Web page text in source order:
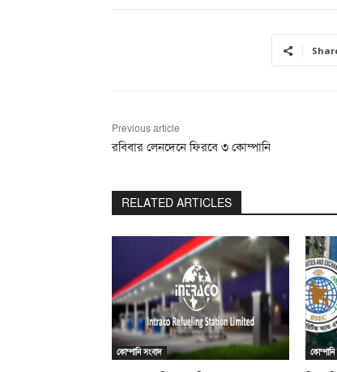
Previous article
রবিবার লেনদেনে ফিরবে ৩ কোম্পানি
RELATED ARTICLES
কোম্পানি সংবাদ